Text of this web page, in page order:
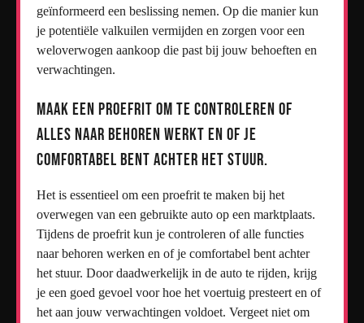
geïnformeerd een beslissing nemen. Op die manier kun
je potentiële valkuilen vermijden en zorgen voor een
weloverwogen aankoop die past bij jouw behoeften en
verwachtingen.
Maak een proefrit om te controleren of
alles naar behoren werkt en of je
comfortabel bent achter het stuur.
Het is essentieel om een proefrit te maken bij het
overwegen van een gebruikte auto op een marktplaats.
Tijdens de proefrit kun je controleren of alle functies
naar behoren werken en of je comfortabel bent achter
het stuur. Door daadwerkelijk in de auto te rijden, krijg
je een goed gevoel voor hoe het voertuig presteert en of
het aan jouw verwachtingen voldoet. Vergeet niet om